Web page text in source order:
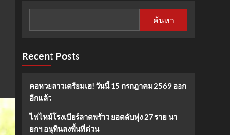
ค้นหา
Recent Posts
คอหวยลาวเตรียมเฮ! วันนี้ 15 กรกฎาคม 2569 ออก
อีกแล้ว
ไฟไหม้โรงเบียร์ลาดพร้าว ยอดดับพุ่ง 27 ราย นา
ยกฯ อนุทินลงพื้นที่ด่วน